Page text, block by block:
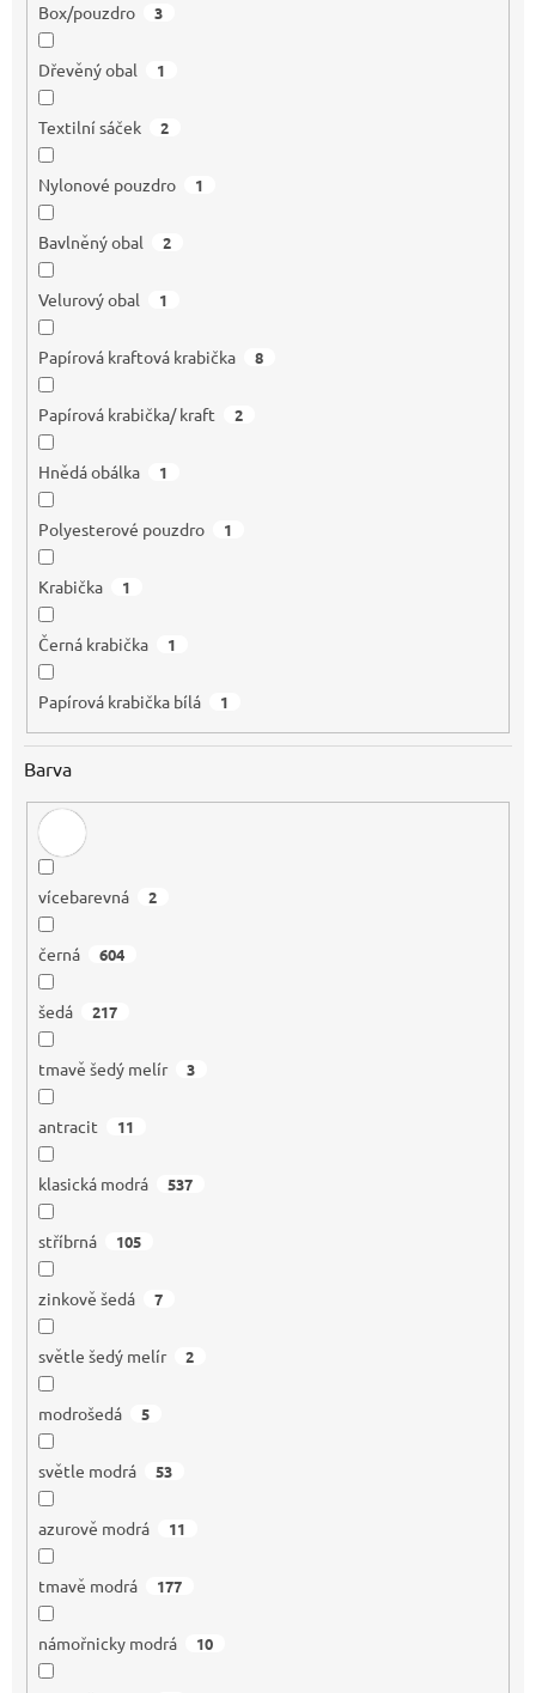
Box/pouzdro 3
Dřevěný obal 1
Textilní sáček 2
Nylonové pouzdro 1
Bavlněný obal 2
Velurový obal 1
Papírová kraftová krabička 8
Papírová krabička/ kraft 2
Hnědá obálka 1
Polyesterové pouzdro 1
Krabička 1
Černá krabička 1
Papírová krabička bílá 1
Barva
vícebarevná 2
černá 604
šedá 217
tmavě šedý melír 3
antracit 11
klasická modrá 537
stříbrná 105
zinkově šedá 7
světle šedý melír 2
modrošedá 5
světle modrá 53
azurově modrá 11
tmavě modrá 177
námořnicky modrá 10